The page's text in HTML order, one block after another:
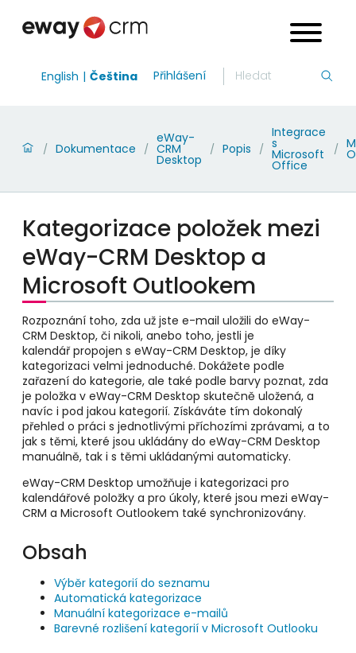
English Čeština Přihlášení
/ Dokumentace /
eWay-
CRM
Desktop
/ Popis /
Integrace
s
Microsoft
Office
/
Kategorizace položek mezi
eWay-CRM Desktop a
Microsoft Outlookem
Rozpoznání toho, zda už jste e-mail uložili do eWay-
CRM Desktop, či nikoli, anebo toho, jestli je
kalendář propojen s eWay-CRM Desktop, je díky
kategorizaci velmi jednoduché. Dokážete podle
zařazení do kategorie, ale také podle barvy poznat, zda
je položka v eWay-CRM Desktop skutečně uložená, a
navíc i pod jakou kategorií. Získáváte tím dokonalý
přehled o práci s jednotlivými příchozími zprávami, a to
jak s těmi, které jsou ukládány do eWay-CRM Desktop
manuálně, tak i s těmi ukládanými automaticky.
eWay-CRM Desktop umožňuje i kategorizaci pro
kalendářové položky a pro úkoly, které jsou mezi eWay-
CRM a Microsoft Outlookem také synchronizovány.
Obsah
Výběr kategorií do seznamu
Automatická kategorizace
Manuální kategorizace e-mailů
Barevné rozlišení kategorií v Microsoft Outlooku